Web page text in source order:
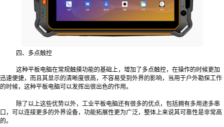
四、多点触控
这种平板电脑在常规触摸功能的基础上，增加了多点触控，在操作的时候更加
的时候，这种平板电脑可以发挥出很出色的作用。
除了以上这些优势以外，工业平板电脑还有很多的优点，包括拥有多用途多串